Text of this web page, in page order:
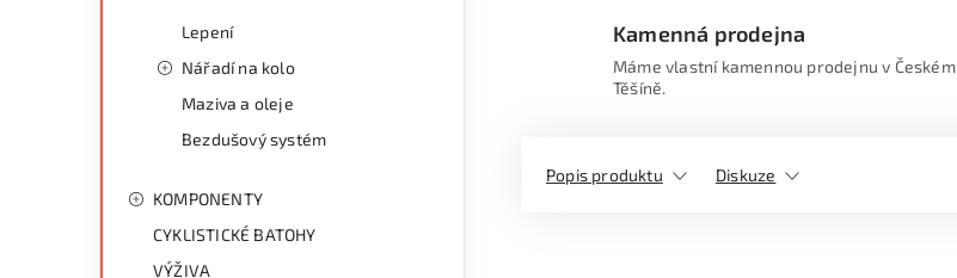
Lepení
Nářadí na kolo
Maziva a oleje
Bezdušový systém
KOMPONENTY
CYKLISTICKÉ BATOHY
VÝŽIVA
Kamenná prodejna
Máme vlastní kamennou prodejnu v Českém
Těšíně.
Popis produktu Diskuze